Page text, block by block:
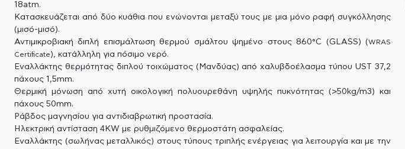
18atm.
Κατασκευάζεται από δύο κυάθια που ενώνονται μεταξύ τους με μια μόνο ραφή συγκόλλησης
(μισό-μισό).
Αντιμικροβιακή διπλή επισμάλτωση θερμού σμάλτου ψημένο στους 860°C (GLASS) (WRAS
Certificate), κατάλληλη για πόσιμο νερό.
Εναλλάκτης θερμότητας διπλού τοιχώματος (Μανδύας) από χαλυβδοέλασμα τύπου UST 37,2
πάχους 1,5mm.
Θερμική μόνωση από χυτή οικολογική πολυουρεθάνη υψηλής πυκνότητας (>50kg/m3) και
πάχους 50mm.
Ράβδος μαγνησίου για αντιδιαβρωτική προστασία.
Ηλεκτρική αντίσταση 4KW με ρυθμιζόμενο θερμοστάτη ασφαλείας.
Εναλλάκτης (σωλήνας μεταλλικός) στους τύπους τριπλής ενέργειας για λειτουργία και με την